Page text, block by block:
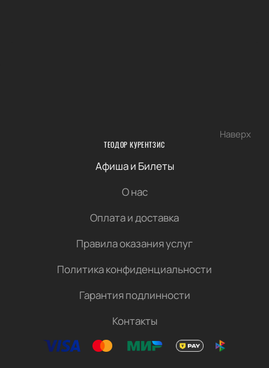
Наверх
ТЕОДОР КУРЕНТЗИС
Афиша и Билеты
О нас
Оплата и доставка
Правила оказания услуг
Политика конфиденциальности
Гарантия подлинности
Контакты